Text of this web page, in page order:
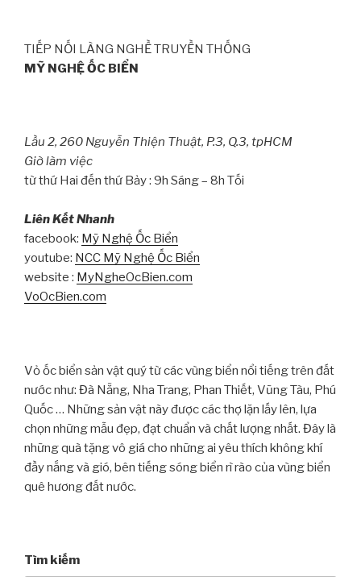
TIẾP NỐI LÀNG NGHỀ TRUYỀN THỐNG
MỸ NGHỆ ỐC BIỂN
Lầu 2, 260 Nguyễn Thiện Thuật, P.3, Q.3, tpHCM
Giờ làm việc
từ thứ Hai đến thứ Bảy : 9h Sáng – 8h Tối
Liên Kết Nhanh
facebook: Mỹ Nghệ Ốc Biển
youtube: NCC Mỹ Nghệ Ốc Biển
website : MyNgheOcBien.com
VoOcBien.com
Vỏ ốc biển sản vật quý từ các vùng biển nổi tiếng trên đất
nước như: Đà Nẵng, Nha Trang, Phan Thiết, Vũng Tàu, Phú
Quốc … Những sản vật này được các thợ lặn lấy lên, lựa
chọn những mẫu đẹp, đạt chuẩn và chất lượng nhất. Đây là
những quà tặng vô giá cho những ai yêu thích không khí
đầy nắng và gió, bên tiếng sóng biển rì rào của vùng biển
quê hương đất nước.
Tìm kiếm